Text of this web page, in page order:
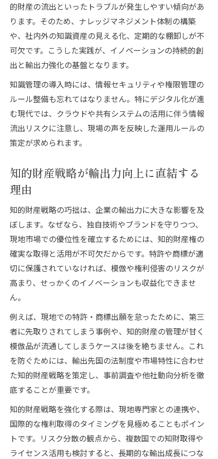
的財産の流出といったトラブルが発生しやすい傾向があ
ります。そのため、ナレッジマネジメント体制の構築
や、社内外の知識資産の見える化、定期的な棚卸しが不
可欠です。こうした実践が、イノベーションの持続的創
出と輸出力強化の基盤となります。
知識管理の導入時には、情報セキュリティや権限管理の
ルール整備も忘れてはなりません。特にデジタル化が進
む現代では、クラウドや共有システムの活用に伴う情報
流出リスクに注意し、現場の声を反映した運用ルールの
策定が求められます。
知的財産戦略が輸出力向上に直結する
理由
知的財産戦略の巧拙は、企業の輸出力に大きな影響を及
ぼします。なぜなら、独自技術やブランドを守りつつ、
現地市場での優位性を確立するためには、知的財産権の
確実な取得と活用が不可欠だからです。特許や商標が適
切に保護されていなければ、模倣や権利侵害のリスクが
高まり、せっかくのイノベーションも収益化できませ
ん。
例えば、現地での特許・商標出願を怠ったために、第三
者に先取りされてしまう事例や、知的財産の管理が甘く
模倣品が流通してしまうケースは後を絶ちません。これ
を防ぐためには、輸出先国の法制度や市場特性に合わせ
た知的財産戦略を策定し、事前調査や他社動向分析を徹
底することが重要です。
知的財産戦略を強化する際は、現地専門家との連携や、
国際的な権利取得のタイミングを見極めることもポイン
トです。リスク分散の観点から、複数国での知財取得や
ライセンス活用も検討すると、長期的な輸出成長につな